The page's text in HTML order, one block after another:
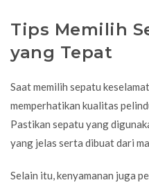
Tips Memilih
yang Tepat
Saat memilih sepatu
memperhatikan kualitas
Pastikan sepatu yang
yang jelas serta dibuat dari
Selain itu, kenyamanan juga